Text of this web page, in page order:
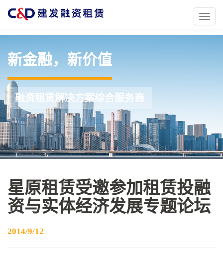
Toggle
新金融，新价值
融资租赁解决方案综合服务商
星原租赁受邀参加租赁投融
资与实体经济发展专题论坛
2014/9/12